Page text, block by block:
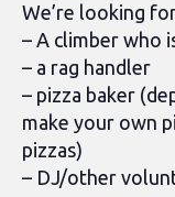
We’re looking
– A climber who
– a rag handler
– pizza baker
make your own
pizzas)
– DJ/other